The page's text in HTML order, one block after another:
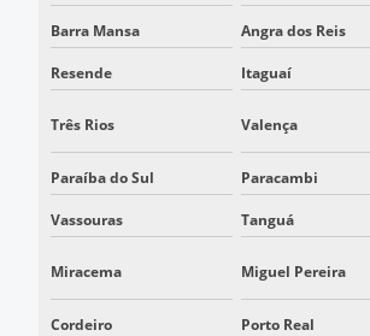
Barra Mansa Angra dos Reis
Resende Itaguaí
Três Rios Valença
Paraíba do Sul Paracambi
Vassouras Tanguá
Miracema Miguel Pereira
Cordeiro Porto Real